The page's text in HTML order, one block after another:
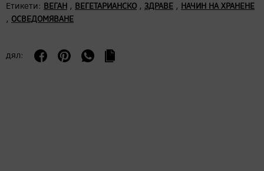
Етикети: ВЕГАН , ВЕГЕТАРИАНСКО , ЗДРАВЕ , НАЧИН НА ХРАНЕНЕ
, ОСВЕДОМЯВАНЕ
дял: